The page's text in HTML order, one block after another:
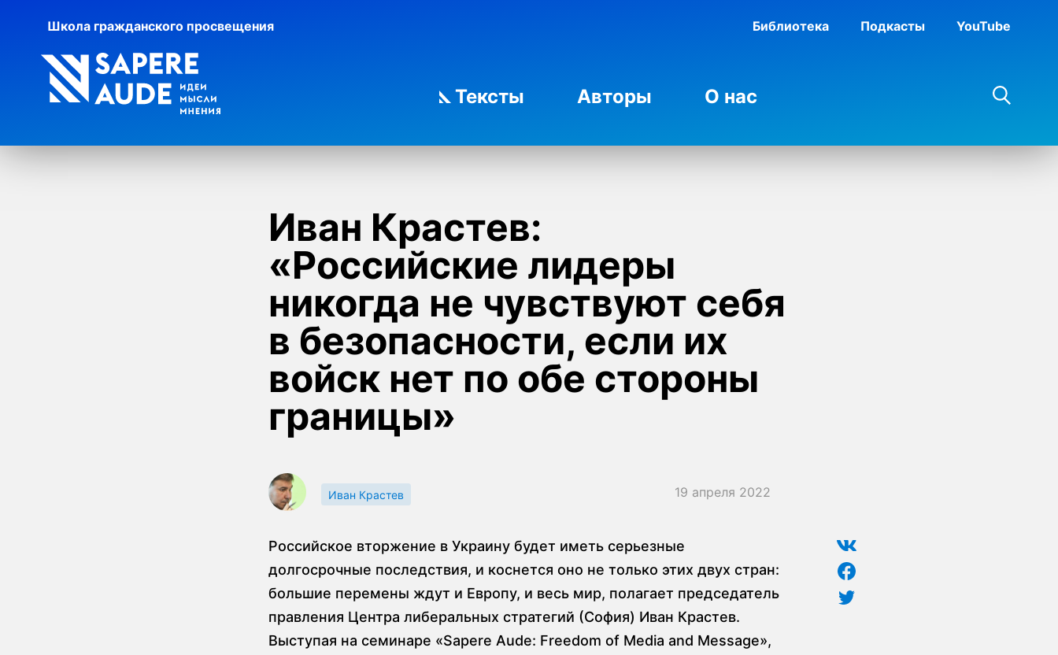
Школа гражданского просвещения Библиотека Подкасты YouTube
Тексты Авторы О нас
Иван Крастев:
«Российские лидеры
никогда не чувствуют себя
в безопасности, если их
войск нет по обе стороны
границы»
Иван Крастев 19 апреля 2022
Российское вторжение в Украину будет иметь серьезные
долгосрочные последствия, и коснется оно не только этих двух стран:
большие перемены ждут и Европу, и весь мир, полагает председатель
правления Центра либеральных стратегий (София) Иван Крастев.
Выступая на семинаре «Sapere Aude: Freedom of Media and Message»,